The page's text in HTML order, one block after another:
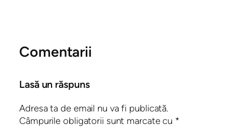
Comentarii
Lasă un răspuns
Adresa ta de email nu va fi publicată.
Câmpurile obligatorii sunt marcate cu *